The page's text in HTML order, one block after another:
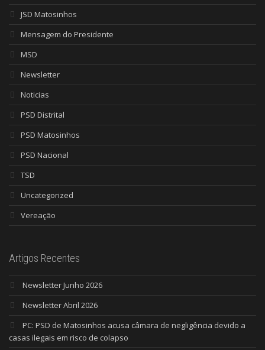
JSD Matosinhos
Mensagem do Presidente
MSD
Newsletter
Noticias
PSD Distrital
PSD Matosinhos
PSD Nacional
TSD
Uncategorized
Vereação
Artigos Recentes
Newsletter Junho 2026
Newsletter Abril 2026
PC: PSD de Matosinhos acusa câmara de negligência devido a
casas ilegais em risco de colapso